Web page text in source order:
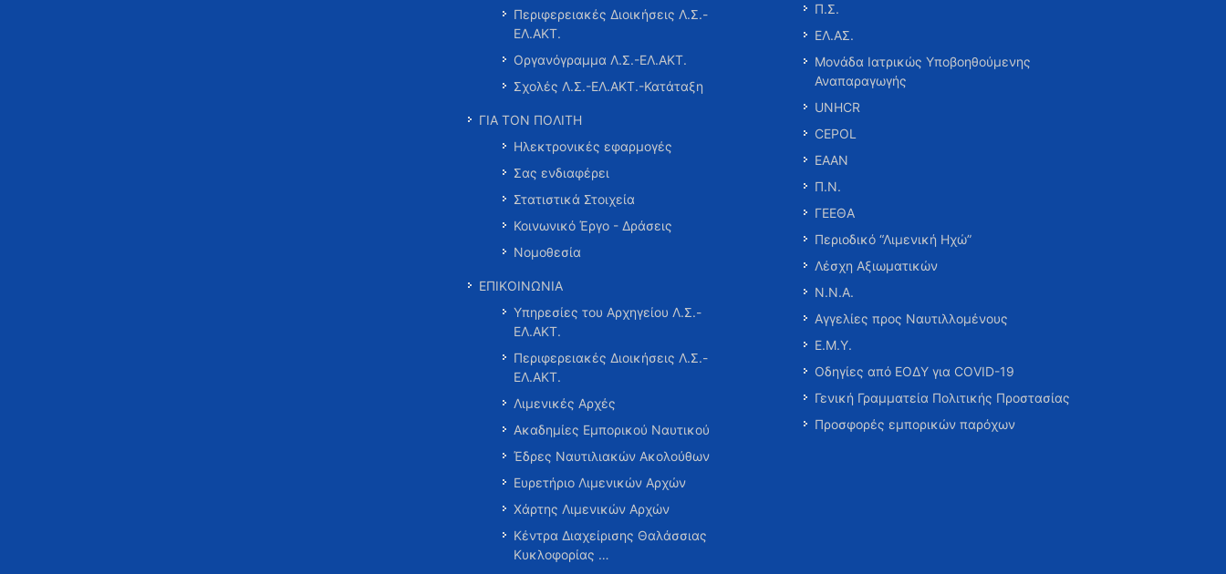
Περιφερειακές Διοικήσεις Λ.Σ.-
ΕΛ.ΑΚΤ.
Οργανόγραμμα Λ.Σ.-ΕΛ.ΑΚΤ.
Σχολές Λ.Σ.-ΕΛ.ΑΚΤ.-Κατάταξη
ΓΙΑ ΤΟΝ ΠΟΛΙΤΗ
Ηλεκτρονικές εφαρμογές
Σας ενδιαφέρει
Στατιστικά Στοιχεία
Κοινωνικό Έργο - Δράσεις
Νομοθεσία
ΕΠΙΚΟΙΝΩΝΙΑ
Υπηρεσίες του Αρχηγείου Λ.Σ.-
ΕΛ.ΑΚΤ.
Περιφερειακές Διοικήσεις Λ.Σ.-
ΕΛ.ΑΚΤ.
Λιμενικές Αρχές
Ακαδημίες Εμπορικού Ναυτικού
Έδρες Ναυτιλιακών Ακολούθων
Ευρετήριο Λιμενικών Αρχών
Χάρτης Λιμενικών Αρχών
Κέντρα Διαχείρισης Θαλάσσιας
Κυκλοφορίας …
Π.Σ.
ΕΛ.ΑΣ.
Μονάδα Ιατρικώς Υποβοηθούμενης
Αναπαραγωγής
UNHCR
CEPOL
ΕΑΑΝ
Π.Ν.
ΓΕΕΘΑ
Περιοδικό “Λιμενική Ηχώ”
Λέσχη Αξιωματικών
Ν.Ν.Α.
Αγγελίες προς Ναυτιλλομένους
Ε.Μ.Υ.
Οδηγίες από ΕΟΔΥ για COVID-19
Γενική Γραμματεία Πολιτικής Προστασίας
Προσφορές εμπορικών παρόχων